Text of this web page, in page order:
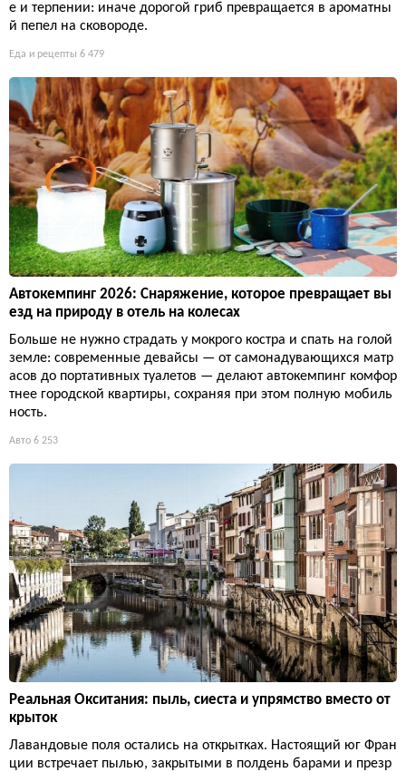
е и терпении: иначе дорогой гриб превращается в ароматны
й пепел на сковороде.
Еда и рецепты 6 479
Автокемпинг 2026: Снаряжение, которое превращает вы
езд на природу в отель на колесах
Больше не нужно страдать у мокрого костра и спать на голой
земле: современные девайсы — от самонадувающихся матр
асов до портативных туалетов — делают автокемпинг комфор
тнее городской квартиры, сохраняя при этом полную мобиль
ность.
Авто 6 253
Реальная Окситания: пыль, сиеста и упрямство вместо от
крыток
Лавандовые поля остались на открытках. Настоящий юг Фран
ции встречает пылью, закрытыми в полдень барами и презр